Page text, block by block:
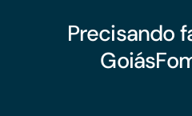
Precisando